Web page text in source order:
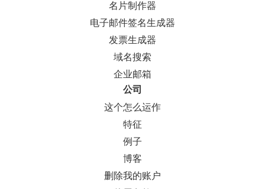
名片制作器
电子邮件签名生成器
发票生成器
域名搜索
企业邮箱
公司
这个怎么运作
特征
例子
博客
删除我的账户